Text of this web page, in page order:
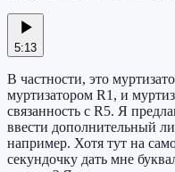
5:13
В частности, это
муртизатором R1, и
связанность с R5. Я
ввести дополнительный
например. Хотя тут на
секундочку дать мне